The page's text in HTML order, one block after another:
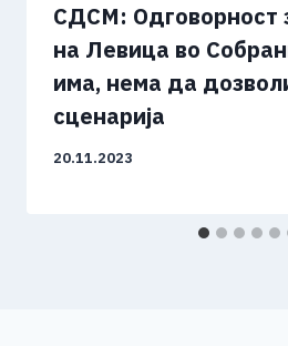
СДСМ: Одговорност
на Левица во
има, нема да
сценарија
20.11.2023